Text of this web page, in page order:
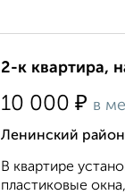
2-к квартира,
10 000 ₽ в
Ленинский
В квартире
пластиковые